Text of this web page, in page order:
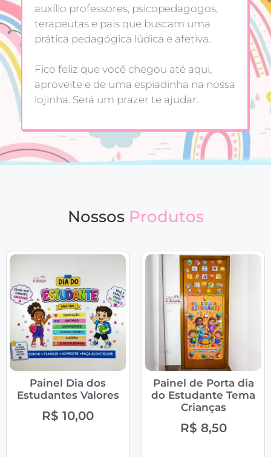
auxílio professores, psicopedagogos,
terapeutas e pais que buscam uma
prática pedagógica lúdica e afetiva.
Fico feliz que você chegou até aqui,
aproveite e de uma espiadinha na nossa
lojinha. Será um prazer te ajudar.
Nossos Produtos
Painel Dia dos
Estudantes Valores
R$ 10,00
Painel de Porta dia
do Estudante Tema
Crianças
R$ 8,50